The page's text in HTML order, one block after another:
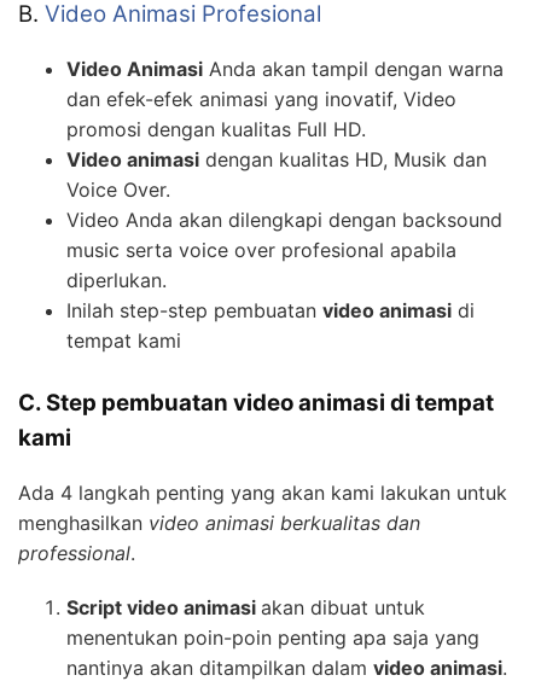
B. Video Animasi Profesional
Video Animasi Anda akan tampil dengan warna
dan efek-efek animasi yang inovatif, Video
promosi dengan kualitas Full HD.
Video animasi dengan kualitas HD, Musik dan
Voice Over.
Video Anda akan dilengkapi dengan backsound
music serta voice over profesional apabila
diperlukan.
Inilah step-step pembuatan video animasi di
tempat kami
C. Step pembuatan video animasi di tempat
kami
Ada 4 langkah penting yang akan kami lakukan untuk
menghasilkan video animasi berkualitas dan
professional.
Script video animasi akan dibuat untuk
menentukan poin-poin penting apa saja yang
nantinya akan ditampilkan dalam video animasi.